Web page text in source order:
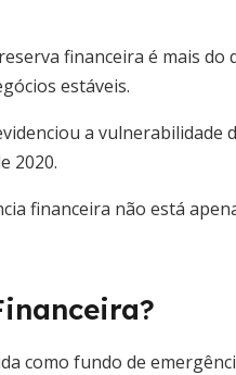
financeira é mais do
estáveis.
a vulnerabilidade
2020.
financeira não está
como fundo de